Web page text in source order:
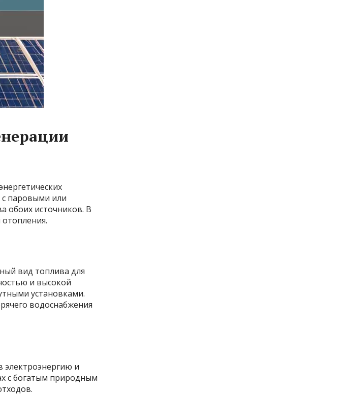
с паровыми или
обоих источников. В
отопления.
вид топлива для
и высокой
установками.
водоснабжения
электроэнергию и
с богатым природным